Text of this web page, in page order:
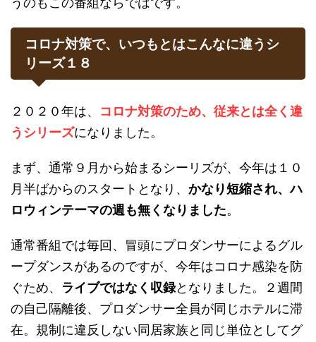
コロナ対策で、いつもとはこんなに違うシ
リーズ１８
２０２０年は、 コロナ対策のため、従来とは全く違
うシリーズになりました。
まず、通常９月から始まるシーリズが、今年は１０
月半ばからのスタートとなり、 かなり短縮され、ハ
ロウィンテーマの週も無くなりました。
通常番組では毎回、冒頭にプロダンサーによるグル
ープダンスがあるのですが、今年はコロナ感染を防
ぐため、 ライブではなく収録となりました。２週間
の自己隔離後、プロダンサー全員が同じホテルに滞
在。規制に違反しない同居家族と同じ単位としてグ